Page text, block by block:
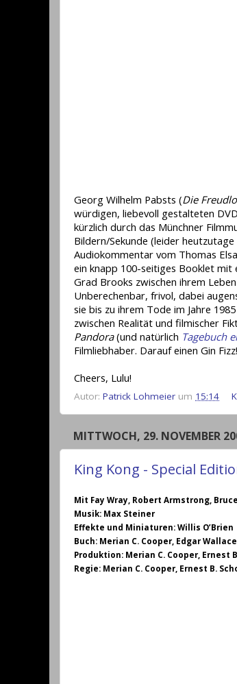
Georg Wilhelm Pabsts (Die
würdigen, liebevoll gestalteten
kürzlich durch das Münchner
Bildern/Sekunde (leider
Audiokommentar vom Thomas
ein knapp 100-seitiges Booklet mit
Grad Brooks zwischen ihrem
Unberechenbar, frivol, dabei
sie bis zu ihrem Tode im Jahre
zwischen Realität und filmischer
Pandora(und natürlich Tagebuch
Filmliebhaber. Darauf einen Gin Fizz!
Cheers, Lulu!
Autor: Patrick Lohmeier um 15:14
MITTWOCH, 29. NOVEMBER
King Kong - Special
Mit Fay Wray, Robert Armstrong,
Musik: Max Steiner
Effekte und Miniaturen: Willis O’Brien
Buch: Merian C. Cooper, Edgar Wallace
Produktion: Merian C. Cooper, Ernest
Regie: Merian C. Cooper, Ernest B.